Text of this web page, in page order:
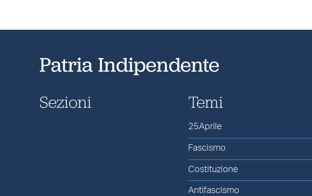
Patria Indipendente
Sezioni Temi
25Aprile
Fascismo
Costituzione
Antifascismo